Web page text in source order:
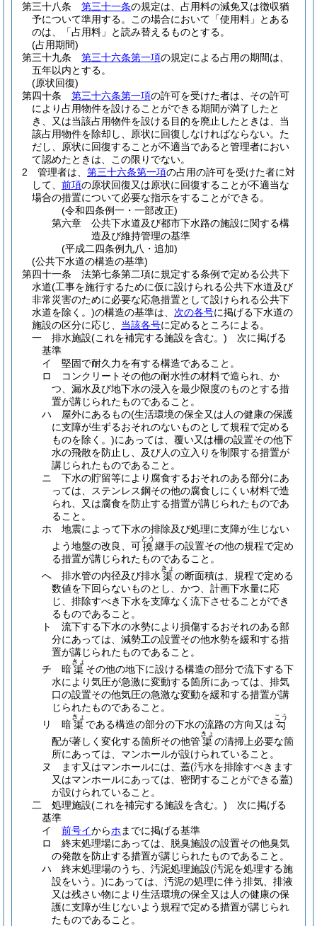
第三十八条
第三十一条の規定は、占用料の減免又は徴収猶
予について準用する。
この場合において「使用料」とある
のは、「占用料」と読み替えるものとする。
(占用期間)
第三十九条
第三十六条第一項の規定による占用の期間は、
五年以内とする。
(原状回復)
第四十条
第三十六条第一項の許可を受けた者は、その許可
により占用物件を設けることができる期間が満了したと
き、又は当該占用物件を設ける目的を廃止したときは、当
該占用物件を除却し、原状に回復しなければならない。 た
だし、原状に回復することが不適当であると管理者におい
て認めたときは、この限りでない。
2
管理者は、 第三十六条第一項の占用の許可を受けた者に対
して、 前項の原状回復又は原状に回復することが不適当な
場合の措置について必要な指示をすることができる。
(令和四条例一・一部改正)
第六章
公共下水道及び都市下水路の施設に関する構
造及び維持管理の基準
(平成二四条例九八・追加)
(公共下水道の構造の基準)
第四十一条
法第七条第二項に規定する条例で定める公共下
水道(工事を施行するために仮に設けられる公共下水道及び
非常災害のために必要な応急措置として設けられる公共下
水道を除く。)の構造の基準は、 次の各号に掲げる下水道の
施設の区分に応じ、 当該各号に定めるところによる。
一
排水施設(これを補完する施設を含む。) 次に掲げる
基準
イ
堅固で耐久力を有する構造であること。
ロ
コンクリートその他の耐水性の材料で造られ、か
つ、漏水及び地下水の浸入を最少限度のものとする措
置が講じられたものであること。
ハ
屋外にあるもの(生活環境の保全又は人の健康の保護
に支障が生ずるおそれのないものとして規程で定める
ものを除く。)にあっては、覆い又は柵の設置その他下
水の飛散を防止し、及び人の立入りを制限する措置が
講じられたものであること。
ニ
下水の貯留等により腐食するおそれのある部分にあ
っては、ステンレス鋼その他の腐食しにくい材料で造
られ、又は腐食を防止する措置が講じられたものであ
ること。
ホ
地震によって下水の排除及び処理に支障が生じない
よう地盤の改良、可撓
とう
継手の設置その他の規程で定め
る措置が講じられたものであること。
へ
排水管の内径及び排水 渠
きょ
の断面積は、規程で定める
数値を下回らないものとし、かつ、計画下水量に応
じ、排除すべき下水を支障なく流下させることができ
るものであること。
ト
流下する下水の水勢により損傷するおそれのある部
分にあっては、減勢工の設置その他水勢を緩和する措
置が講じられたものであること。
チ
暗渠
きょ
その他の地下に設ける構造の部分で流下する下
水により気圧が急激に変動する箇所にあっては、排気
口の設置その他気圧の急激な変動を緩和する措置が講
じられたものであること。
リ
暗渠
きょ
である構造の部分の下水の流路の方向又は 勾
こう
配が著しく変化する箇所その他管 渠
きょ
の清掃上必要な箇
所にあっては、マンホールが設けられていること。
ヌ
ます又はマンホールには、蓋(汚水を排除すべきます
又はマンホールにあっては、密閉することができる蓋)
が設けられていること。
二
処理施設(これを補完する施設を含む。) 次に掲げる
基準
イ
前号イからホ までに掲げる基準
ロ
終末処理場にあっては、脱臭施設の設置その他臭気
の発散を防止する措置が講じられたものであること。
ハ
終末処理場のうち、汚泥処理施設(汚泥を処理する施
設をいう。)にあっては、汚泥の処理に伴う排気、排液
又は残さい物により生活環境の保全又は人の健康の保
護に支障が生じないよう規程で定める措置が講じられ
たものであること。